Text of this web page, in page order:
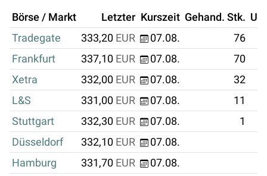
Börse / Markt Letzter Kurszeit Gehand. Stk.
Tradegate
333,20 EUR 07.08. 76
Frankfurt
337,10 EUR 07.08. 70
Xetra
332,00 EUR 07.08. 32
L&S
331,00 EUR 07.08.
11
Stuttgart
332,30 EUR 07.08.
1
Düsseldorf
332,10 EUR
07.08.
Hamburg
331,70 EUR
07.08.